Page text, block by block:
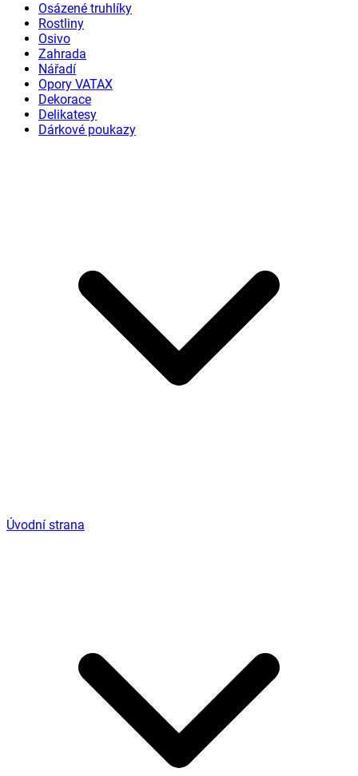
Osázené truhlíky
Rostliny
Osivo
Zahrada
Nářadí
Opory VATAX
Dekorace
Delikatesy
Dárkové poukazy
Úvodní strana